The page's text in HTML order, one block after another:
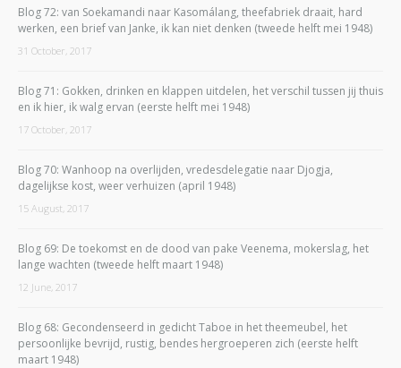
Blog 72: van Soekamandi naar Kasomálang, theefabriek draait, hard
werken, een brief van Janke, ik kan niet denken (tweede helft mei 1948)
31 October, 2017
Blog 71: Gokken, drinken en klappen uitdelen, het verschil tussen jij thuis
en ik hier, ik walg ervan (eerste helft mei 1948)
17 October, 2017
Blog 70: Wanhoop na overlijden, vredesdelegatie naar Djogja,
dagelijkse kost, weer verhuizen (april 1948)
15 August, 2017
Blog 69: De toekomst en de dood van pake Veenema, mokerslag, het
lange wachten (tweede helft maart 1948)
12 June, 2017
Blog 68: Gecondenseerd in gedicht Taboe in het theemeubel, het
persoonlijke bevrijd, rustig, bendes hergroeperen zich (eerste helft
maart 1948)